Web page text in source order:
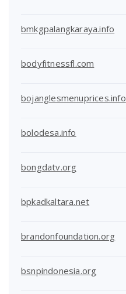
bmkgpalangkaraya.info
bodyfitnessfl.com
bojanglesmenuprices.info
bolodesa.info
bongdatv.org
bpkadkaltara.net
brandonfoundation.org
bsnpindonesia.org